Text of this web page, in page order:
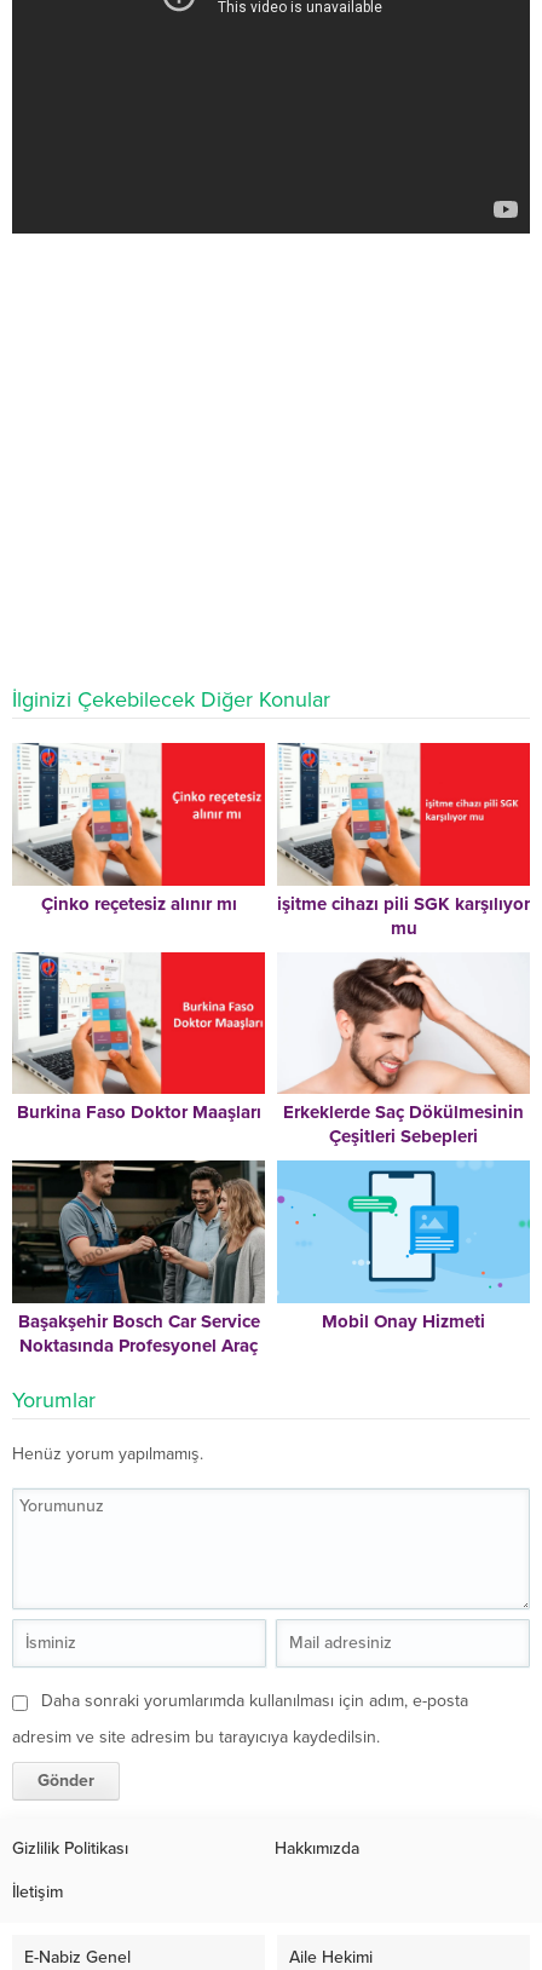
İlginizi Çekebilecek Diğer Konular
Çinko reçetesiz alınır mı
işitme cihazı pili SGK karşılıyor
mu
Burkina Faso Doktor Maaşları
Erkeklerde Saç Dökülmesinin
Çeşitleri Sebepleri
Başakşehir Bosch Car Service
Noktasında Profesyonel Araç
Mobil Onay Hizmeti
Yorumlar
Henüz yorum yapılmamış.
Daha sonraki yorumlarımda kullanılması için adım, e-posta
adresim ve site adresim bu tarayıcıya kaydedilsin.
Gizlilik Politikası Hakkımızda
İletişim
E-Nabiz Genel Aile Hekimi